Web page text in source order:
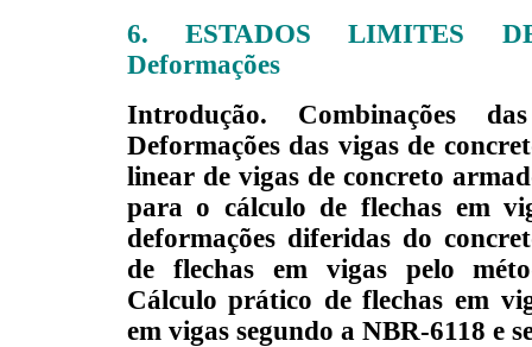
6. ESTADOS LIMITES
Deformações
Introdução. Combinações
Deformações das vigas de
linear de vigas de concreto
para o cálculo de flechas em
deformações diferidas do
de flechas em vigas pelo
Cálculo prático de flechas em
em vigas segundo a NBR-6118 e